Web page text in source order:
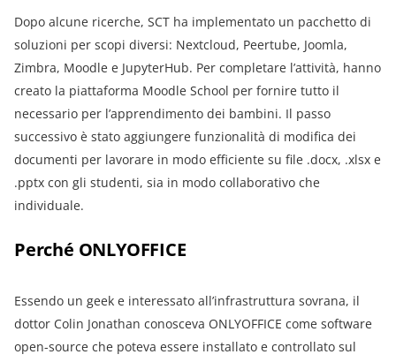
Dopo alcune ricerche, SCT ha implementato un pacchetto di
soluzioni per scopi diversi: Nextcloud, Peertube, Joomla,
Zimbra, Moodle e JupyterHub. Per completare l’attività, hanno
creato la piattaforma Moodle School per fornire tutto il
necessario per l’apprendimento dei bambini. Il passo
successivo è stato aggiungere funzionalità di modifica dei
documenti per lavorare in modo efficiente su file .docx, .xlsx e
.pptx con gli studenti, sia in modo collaborativo che
individuale.
Perché ONLYOFFICE
Essendo un geek e interessato all’infrastruttura sovrana, il
dottor Colin Jonathan conosceva ONLYOFFICE come software
open-source che poteva essere installato e controllato sul